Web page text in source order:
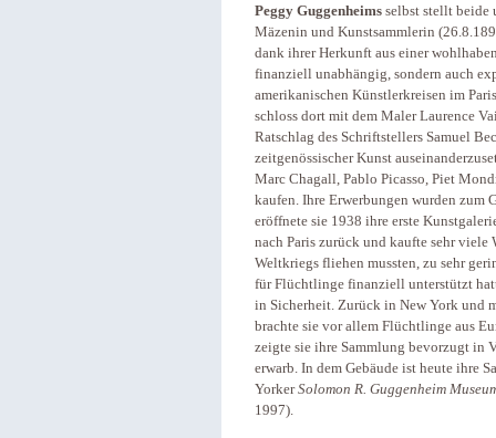
Peggy Guggenheims selbst stellt beide
Mäzenin und Kunstsammlerin
dank ihrer Herkunft aus einer
finanziell unabhängig, sondern auch
amerikanischen Künstlerkreisen im
schloss dort mit dem Maler Laurence
Ratschlag des Schriftstellers Samuel
zeitgenössischer Kunst
Marc Chagall, Pablo Picasso, Piet
kaufen. Ihre Erwerbungen wurden zum
eröffnete sie 1938 ihre erste
nach Paris zurück und kaufte sehr
Weltkriegs fliehen mussten, zu sehr
für Flüchtlinge finanziell unterstützt
in Sicherheit. Zurück in New York und
brachte sie vor allem Flüchtlinge aus
zeigte sie ihre Sammlung bevorzugt in
erwarb. In dem Gebäude ist heute ihre
YorkerSolomon R. Guggenheim
1997).